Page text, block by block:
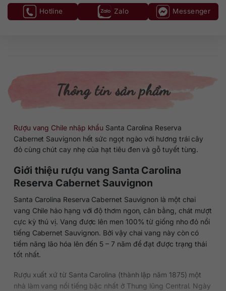
Hotline Zalo Messenger
Thông tin sản phẩm
Rượu vang Chile nhập khẩu Santa Carolina Reserva
Cabernet Sauvignon hết sức ngọt ngào với hương trái cây
đỏ cùng chút cay nhẹ của hạt tiêu đen và gỗ tuyết tùng.
Giới thiệu rượu vang Santa Carolina
Reserva Cabernet Sauvignon
Santa Carolina Reserva Cabernet Sauvignon là một chai
vang Chile hảo hạng với độ thơm ngon, cân bằng, chát mượt
cực kỳ thú vị. Vang được lên men 100% từ giống nho đỏ nổi
tiếng Cabernet Sauvignon. Bởi vậy chai vang này còn có
tiềm năng lão hóa lên đến 5 – 7 năm để đạt được trạng thái
tốt nhất.
Rượu xuất xứ từ Santa Carolina (thành lập năm 1875) một
nhà làm vang nổi tiếng bậc nhất ở Thung lũng Central. Ngày